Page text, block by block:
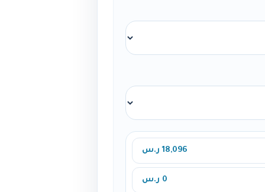
18,096 ر.س
0 ر.س